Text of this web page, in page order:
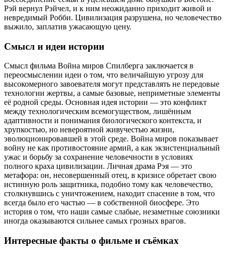
Рэй вернул Рэйчел, и к ним неожиданно приходит живой и
невредимый Робби. Цивилизация разрушена, но человечество
выжило, заплатив ужасающую цену.
Смысл и идеи истории
Смысл фильма Война миров Спилберга заключается в
переосмыслении идеи о том, что величайшую угрозу для
высокомерного завоевателя могут представлять не передовые
технологии жертвы, а самые базовые, неприметные элементы
её родной среды. Основная идея истории — это конфликт
между технологическим всемогуществом, лишённым
адаптивности и понимания биологического контекста, и
хрупкостью, но невероятной живучестью жизни,
эволюционировавшей в этой среде. Война миров показывает
войну не как противостояние армий, а как экзистенциальный
ужас и борьбу за сохранение человечности в условиях
полного краха цивилизации. Личная драма Рэя — это
метафора: он, несовершенный отец, в кризисе обретает свою
истинную роль защитника, подобно тому как человечество,
столкнувшись с уничтожением, находит спасение в том, что
всегда было его частью — в собственной биосфере. Это
история о том, что наши самые слабые, незаметные союзники
иногда оказываются сильнее самых грозных врагов.
Интересные факты о фильме и съёмках